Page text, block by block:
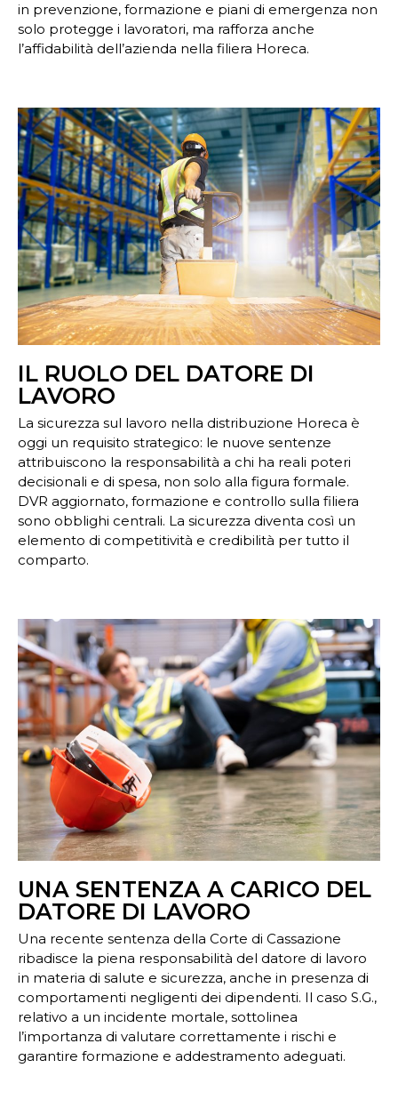
in prevenzione, formazione e piani di emergenza non
solo protegge i lavoratori, ma rafforza anche
l’affidabilità dell’azienda nella filiera Horeca.
IL RUOLO DEL DATORE DI
LAVORO
La sicurezza sul lavoro nella distribuzione Horeca è
oggi un requisito strategico: le nuove sentenze
attribuiscono la responsabilità a chi ha reali poteri
decisionali e di spesa, non solo alla figura formale.
DVR aggiornato, formazione e controllo sulla filiera
sono obblighi centrali. La sicurezza diventa così un
elemento di competitività e credibilità per tutto il
comparto.
UNA SENTENZA A CARICO DEL
DATORE DI LAVORO
Una recente sentenza della Corte di Cassazione
ribadisce la piena responsabilità del datore di lavoro
in materia di salute e sicurezza, anche in presenza di
comportamenti negligenti dei dipendenti. Il caso S.G.,
relativo a un incidente mortale, sottolinea
l’importanza di valutare correttamente i rischi e
garantire formazione e addestramento adeguati.